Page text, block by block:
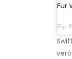
Für
Ein